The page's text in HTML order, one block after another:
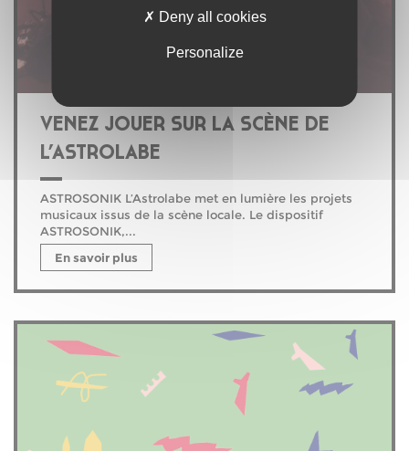
VENEZ JOUER SUR LA SCÈNE DE
L’ASTROLABE
ASTROSONIK L’Astrolabe met en lumière les projets
musicaux issus de la scène locale. Le dispositif
ASTROSONIK,...
En savoir plus
Deny all cookies
Personalize